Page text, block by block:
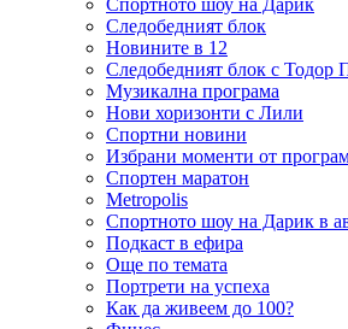
Спортното шоу на Дарик
Следобедният блок
Новините в 12
Следобедният блок с Тодор
Музикална програма
Нови хоризонти с Лили
Спортни новини
Избрани моменти от
Спортен маратон
Metropolis
Спортното шоу на Дарик в
Подкаст в ефира
Още по темата
Портрети на успеха
Как да живеем до 100?